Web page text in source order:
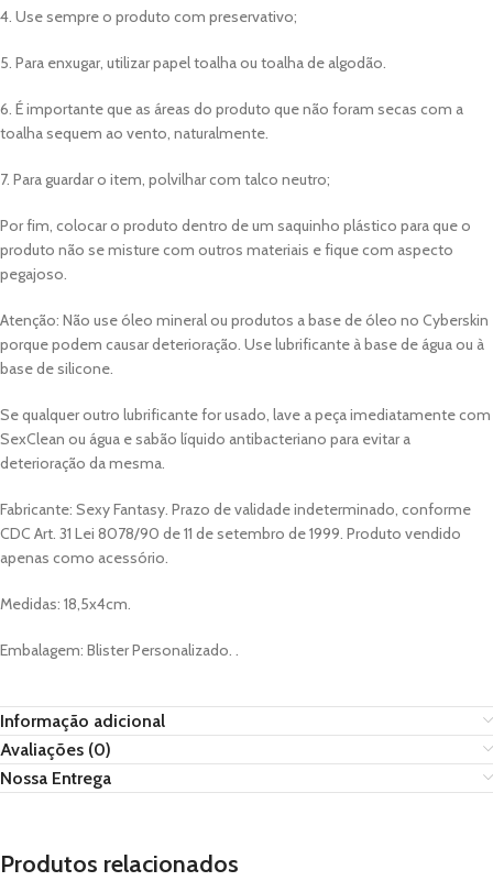
4. Use sempre o produto com preservativo;
5. Para enxugar, utilizar papel toalha ou toalha de algodão.
6. É importante que as áreas do produto que não foram secas com a
toalha sequem ao vento, naturalmente.
7. Para guardar o item, polvilhar com talco neutro;
Por fim, colocar o produto dentro de um saquinho plástico para que o
produto não se misture com outros materiais e fique com aspecto
pegajoso.
Atenção: Não use óleo mineral ou produtos a base de óleo no Cyberskin
porque podem causar deterioração. Use lubrificante à base de água ou à
base de silicone.
Se qualquer outro lubrificante for usado, lave a peça imediatamente com
SexClean ou água e sabão líquido antibacteriano para evitar a
deterioração da mesma.
Fabricante: Sexy Fantasy. Prazo de validade indeterminado, conforme
CDC Art. 31 Lei 8078/90 de 11 de setembro de 1999. Produto vendido
apenas como acessório.
Medidas: 18,5x4cm.
Embalagem: Blister Personalizado. .
Informação adicional
Avaliações (0)
Nossa Entrega
Produtos relacionados